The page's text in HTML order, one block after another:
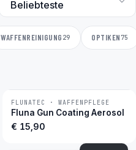
WAFFENREINIGUNG 29 OPTIKEN75
BESTSELLER
FLUNATEC · WAFFENPFLEGE
Fluna Gun Coating Aerosol
€ 15,90